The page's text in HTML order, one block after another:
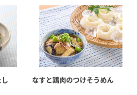
たれ
中華
レモン果汁
て
歴史
り組み
なすと鶏肉のつけそうめん